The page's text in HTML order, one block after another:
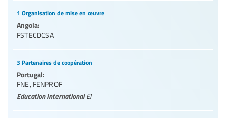
1 Organisation de mise en œuvre
Angola:
FSTECDCSA
3 Partenaires de coopération
Portugal:
FNE, FENPROF
Education InternationalEI